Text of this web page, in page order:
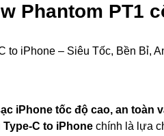
Phantom PT1
to iPhone – Siêu Tốc, Bền Bỉ,
iPhone tốc độ cao, an toàn
C to iPhone chính là lựa